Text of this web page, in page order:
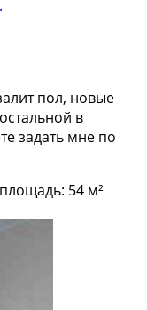
пол, новые
в
задать мне по
54 м²